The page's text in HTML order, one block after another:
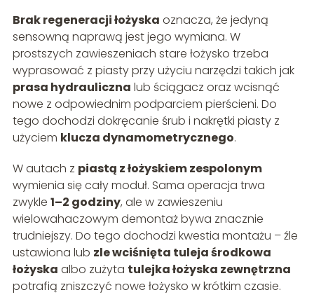
Brak regeneracji łożyska oznacza, że jedyną
sensowną naprawą jest jego wymiana. W
prostszych zawieszeniach stare łożysko trzeba
wyprasować z piasty przy użyciu narzędzi takich jak
prasa hydrauliczna lub ściągacz oraz wcisnąć
nowe z odpowiednim podparciem pierścieni. Do
tego dochodzi dokręcanie śrub i nakrętki piasty z
użyciem klucza dynamometrycznego.
W autach z piastą z łożyskiem zespolonym
wymienia się cały moduł. Sama operacja trwa
zwykle 1–2 godziny, ale w zawieszeniu
wielowahaczowym demontaż bywa znacznie
trudniejszy. Do tego dochodzi kwestia montażu – źle
ustawiona lub zle wciśnięta tuleja środkowa
łożyska albo zużyta tulejka łożyska zewnętrzna
potrafią zniszczyć nowe łożysko w krótkim czasie.